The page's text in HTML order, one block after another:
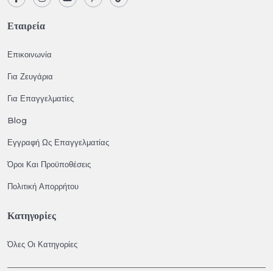
Εταιρεία
Επικοινωνία
Για Ζευγάρια
Για Επαγγελματίες
Blog
Εγγραφή Ως Επαγγελματίας
Όροι Και Προϋποθέσεις
Πολιτική Απορρήτου
Κατηγορίες
Όλες Οι Κατηγορίες